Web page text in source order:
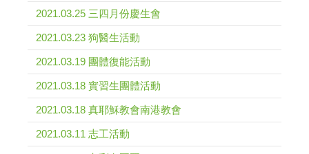
2021.03.25 三四月份慶生會
2021.03.23 狗醫生活動
2021.03.19 團體復能活動
2021.03.18 實習生團體活動
2021.03.18 真耶穌教會南港教會
2021.03.11 志工活動